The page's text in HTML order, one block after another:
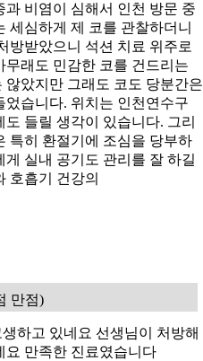
비염이 심해서 인천 방문 중
세심하게 제 코를 관찰하더니
방받았으니 석션 치료 위주로
무래도 민감한 코를 건드리는
았지만 그래도 코도 당분간은
었습니다. 위치는 인천연수구
들릴 생각이 있습니다. 그리
특히 환절기에 조심을 당부하
실내 공기도 관리를 잘 하길
호흡기 건강의
만점)
하고 있네요 선생님이 처방해
요 만족한 진료였습니다